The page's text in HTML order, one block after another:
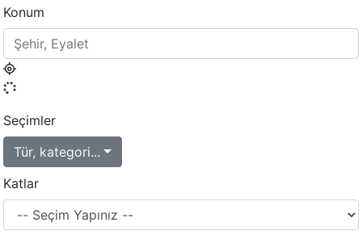
Konum
Seçimler
Tür, kategori...
Katlar